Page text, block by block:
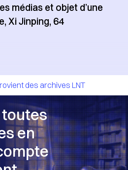
médias et objet d’une
Xi Jinping, 64
des archives LNT
en